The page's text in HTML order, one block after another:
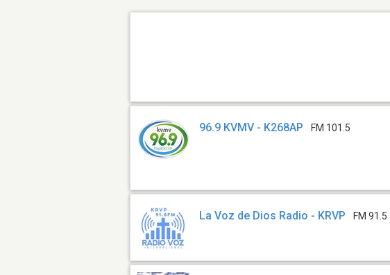
96.9 KVMV - K268AP FM 101.5
La Voz de Dios Radio - KRVP FM 91.5